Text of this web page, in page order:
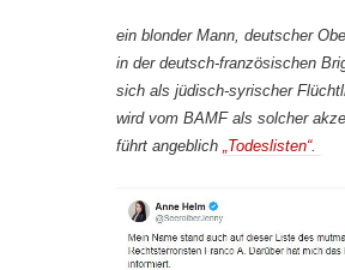
ein blonder Mann, deutscher
in der deutsch-französischen
sich als jüdisch-syrischer
wird vom BAMF als solcher
führt angeblich „Todeslisten“.